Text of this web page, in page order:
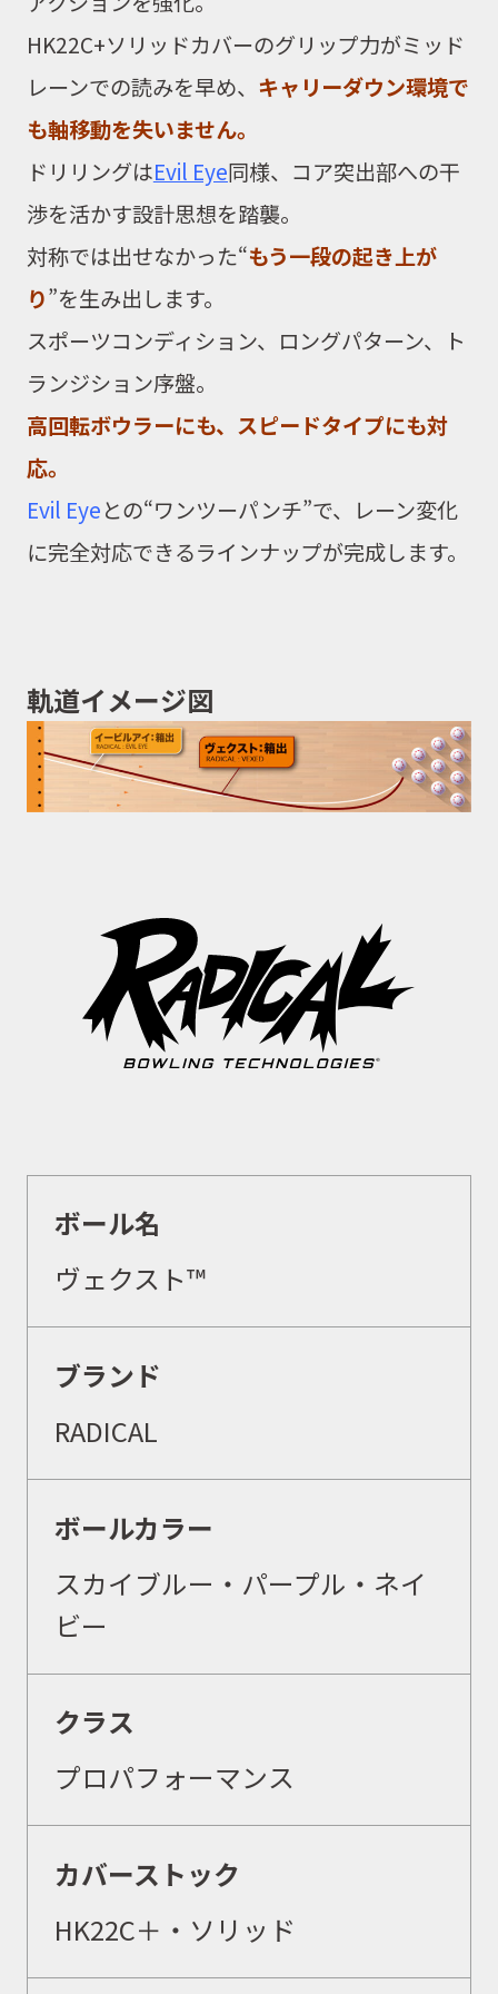
HK22C+ソリッドカバーのグリップ力がミッド
レーンでの読みを早め、 キャリーダウン環境で
も軸移動を失いません。
ドリリングはEvil Eye同様、コア突出部への干
渉を活かす設計思想を踏襲。
対称では出せなかった“もう一段の起き上が
り”を生み出します。
スポーツコンディション、ロングパターン、ト
ランジション序盤。
高回転ボウラーにも、スピードタイプにも対
応。
Evil Eyeとの“ワンツーパンチ”で、レーン変化
に完全対応できるラインナップが完成します。
軌道イメージ図
ボール名
ヴェクスト™
ブランド
RADICAL
ボールカラー
スカイブルー・パープル・ネイ
ビー
クラス
プロパフォーマンス
カバーストック
HK22C＋・ソリッド